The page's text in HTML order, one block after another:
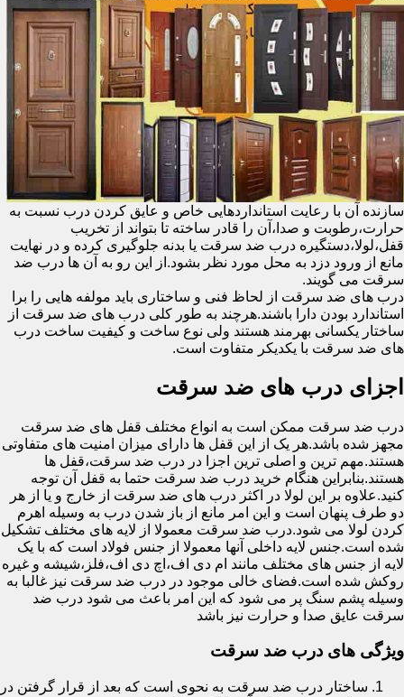
سازنده آن با رعایت استانداردهایی خاص و عایق کردن درب نسبت به
حرارت،رطوبت و صدا،آن را قادر ساخته تا بتواند از تخریب
قفل،لولا،دستگیره درب ضد سرقت یا بدنه جلوگیری کرده و در نهایت
مانع از ورود دزد به محل مورد نظر بشود.از این رو به آن ها درب ضد
سرقت می گویند.
درب های ضد سرقت از لحاظ فنی و ساختاری باید مولفه هایی را برا
استاندارد بودن دارا باشند.هرچند به طور کلی درب های ضد سرقت از
ساختار یکسانی بهرمند هستند ولی نوع ساخت و کیفیت ساخت درب
های ضد سرقت با یکدیکر متفاوت است.
اجزای درب های ضد سرقت
درب ضد سرقت ممکن است به انواع مختلف قفل های ضد سرقت
مجهز شده باشد.هر یک از این قفل ها دارای میزان امنیت های متفاوتی
هستند.مهم ترین و اصلی ترین اجزا در درب ضد سرقت،قفل ها
هستند.بنابراین هنگام خرید درب ضد سرقت حتما به قفل آن توجه
کنید.علاوه بر این لولا در اکثر درب های ضد سرقت از خارج و یا از هر
دو طرف پنهان است و این امر مانع از باز شدن درب به وسیله اهرم
کردن لولا می شود.درب ضد سرقت معمولا از لایه های مختلف تشکیل
شده است.جنس لایه داخلی آنها معمولا از جنس فولاد است که با یک
لایه از جنس های مختلف مانند ام دی اف،اچ دی اف،فلز،شیشه و غیره
روکش شده است.فضای خالی موجود در درب ضد سرقت نیز غالبا به
وسیله پشم سنگ پر می شود که این امر باعث می شود درب ضد
سرقت عایق صدا و حرارت نیز باشد
ویژگی های درب ضد سرقت
ساختار درب ضد سرقت به نحوی است که بعد از قرار گرفتن در